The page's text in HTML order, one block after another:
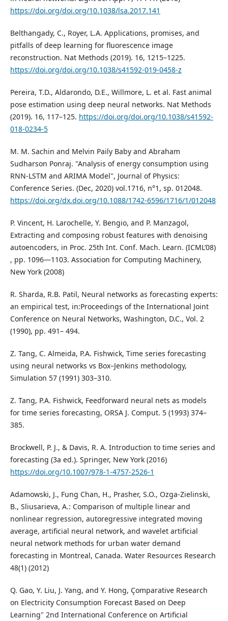
https://doi.org/doi.org/10.1038/lsa.2017.141
Belthangady, C., Royer, L.A. Applications, promises, and
pitfalls of deep learning for fluorescence image
reconstruction. Nat Methods (2019). 16, 1215–1225.
https://doi.org/doi.org/10.1038/s41592-019-0458-z
Pereira, T.D., Aldarondo, D.E., Willmore, L. et al. Fast animal
pose estimation using deep neural networks. Nat Methods
(2019). 16, 117–125. https://doi.org/doi.org/10.1038/s41592-
018-0234-5
M. M. Sachin and Melvin Paily Baby and Abraham
Sudharson Ponraj. "Analysis of energy consumption using
RNN-LSTM and ARIMA Model", Journal of Physics:
Conference Series. (Dec, 2020) vol.1716, n°1, sp. 012048.
https://doi.org/dx.doi.org/10.1088/1742-6596/1716/1/012048
P. Vincent, H. Larochelle, Y. Bengio, and P. Manzagol,
Extracting and composing robust features with denoising
autoencoders, in Proc. 25th Int. Conf. Mach. Learn. (ICML’08)
, pp. 1096—1103. Association for Computing Machinery,
New York (2008)
R. Sharda, R.B. Patil, Neural networks as forecasting experts:
an empirical test, in:Proceedings of the International Joint
Conference on Neural Networks, Washington, D.C., Vol. 2
(1990), pp. 491– 494.
Z. Tang, C. Almeida, P.A. Fishwick, Time series forecasting
using neural networks vs Box–Jenkins methodology,
Simulation 57 (1991) 303–310.
Z. Tang, P.A. Fishwick, Feedforward neural nets as models
for time series forecasting, ORSA J. Comput. 5 (1993) 374–
385.
Brockwell, P. J., & Davis, R. A. Introduction to time series and
forecasting (3a ed.). Springer, New York (2016)
https://doi.org/10.1007/978-1-4757-2526-1
Adamowski, J., Fung Chan, H., Prasher, S.O., Ozga-Zielinski,
B., Sliusarieva, A.: Comparison of multiple linear and
nonlinear regression, autoregressive integrated moving
average, artificial neural network, and wavelet artificial
neural network methods for urban water demand
forecasting in Montreal, Canada. Water Resources Research
48(1) (2012)
Q. Gao, Y. Liu, J. Yang, and Y. Hong, Çomparative Research
on Electricity Consumption Forecast Based on Deep
Learning" 2nd International Conference on Artificial